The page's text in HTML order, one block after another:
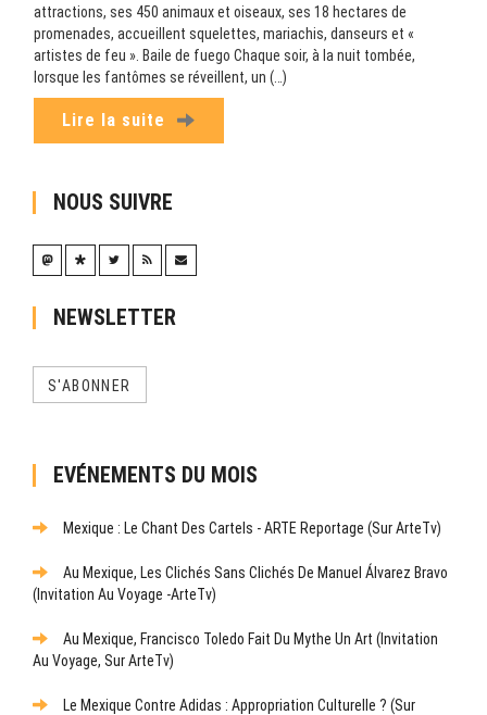
attractions, ses 450 animaux et oiseaux, ses 18 hectares de
promenades, accueillent squelettes, mariachis, danseurs et «
artistes de feu ». Baile de fuego Chaque soir, à la nuit tombée,
lorsque les fantômes se réveillent, un (…)
Lire la suite
NOUS SUIVRE
NEWSLETTER
S'ABONNER
EVÉNEMENTS DU MOIS
Mexique : Le Chant Des Cartels - ARTE Reportage (sur ArteTv)
Au Mexique, Les Clichés Sans Clichés De Manuel Álvarez Bravo
(Invitation Au Voyage -ArteTv)
Au Mexique, Francisco Toledo Fait Du Mythe Un Art (Invitation
Au Voyage, Sur ArteTv)
Le Mexique Contre Adidas : Appropriation Culturelle ? (sur